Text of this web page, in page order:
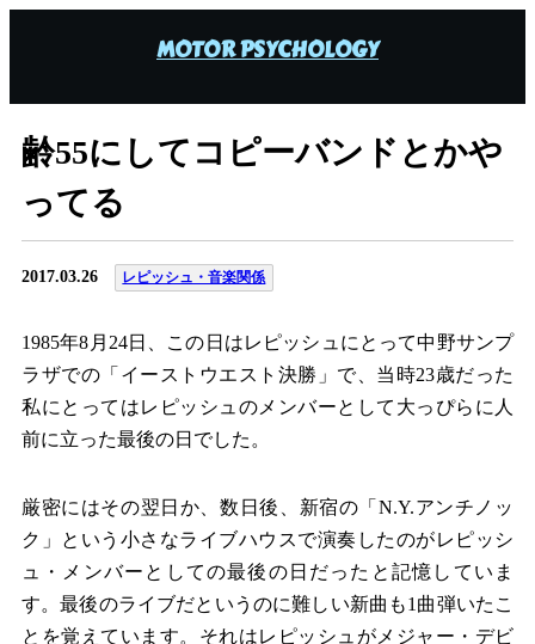
MOTOR PSYCHOLOGY
齢55にしてコピーバンドとかや
ってる
2017.03.26 レピッシュ・音楽関係
1985年8月24日、この日はレピッシュにとって中野サンプ
ラザでの「イーストウエスト決勝」で、当時23歳だった
私にとってはレピッシュのメンバーとして大っぴらに人
前に立った最後の日でした。
厳密にはその翌日か、数日後、新宿の「N.Y.アンチノッ
ク」という小さなライブハウスで演奏したのがレピッシ
ュ・メンバーとしての最後の日だったと記憶していま
す。最後のライブだというのに難しい新曲も1曲弾いたこ
とを覚えています。それはレピッシュがメジャー・デビ